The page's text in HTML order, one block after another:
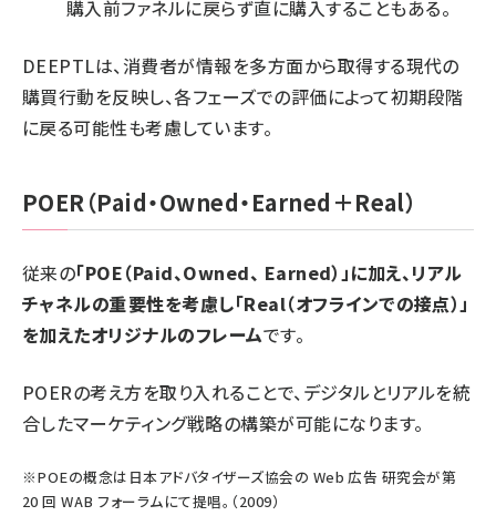
購入前ファネルに戻らず直に購入することもある。
DEEPTLは、消費者が情報を多方面から取得する現代の
購買行動を反映し、各フェーズでの評価によって初期段階
に戻る可能性も考慮しています。
POER（Paid・Owned・Earned＋Real）
従来の「POE（Paid、Owned、 Earned）」に加え、リアル
チャネルの重要性を考慮し「Real（オフラインでの接点）」
を加えたオリジナルのフレームです。
POERの考え方を取り入れることで、デジタルとリアルを統
合したマーケティング戦略の構築が可能になります。
※POEの概念は日本アドバタイザーズ協会の Web 広告 研究会が第
20 回 WAB フォーラムにて提唱。（2009）